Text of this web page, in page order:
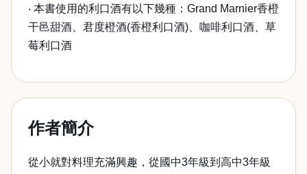
‧ 本書使用的利口酒有以下幾種：Grand Marnier香橙
干邑甜酒、君度橙酒(香橙利口酒)、咖啡利口酒、草
莓利口酒
作者簡介
從小就對料理充滿興趣，從國中3年級到高中3年級